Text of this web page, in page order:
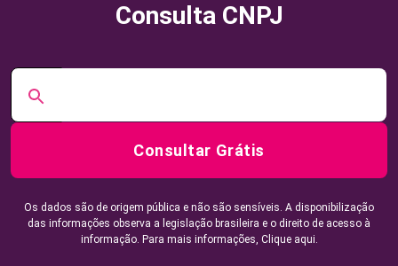
Consulta CNPJ
Consultar Grátis
Os dados são de origem pública e não são sensíveis. A disponibilização
das informações observa a legislação brasileira e o direito de acesso à
informação. Para mais informações, Clique aqui.